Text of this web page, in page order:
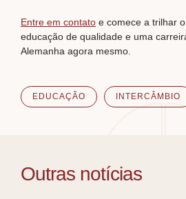
Entre em contato e comece a trilhar
educação de qualidade e uma
Alemanha agora mesmo.
EDUCAÇÃO INTERCÂMBIO
Outras notícias